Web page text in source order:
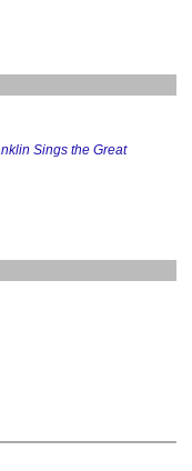
Sings the Great